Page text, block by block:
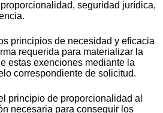
seguridad jurídica,
principios de necesidad y eficacia
requerida para materializar la
estas exenciones mediante la
correspondiente de solicitud.
principio de proporcionalidad al
necesaria para conseguir los